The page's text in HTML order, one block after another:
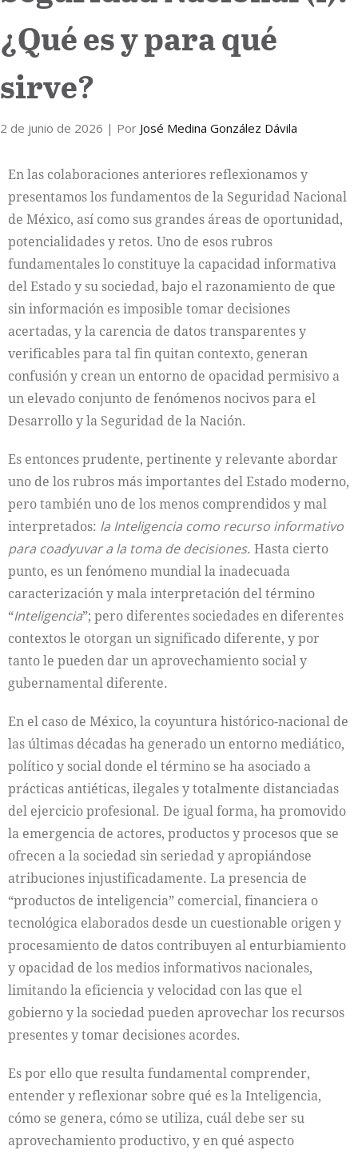
¿Qué es y para qué
sirve?
2 de junio de 2026 | Por José Medina González Dávila
En las colaboraciones anteriores reflexionamos y
presentamos los fundamentos de la Seguridad Nacional
de México, así como sus grandes áreas de oportunidad,
potencialidades y retos. Uno de esos rubros
fundamentales lo constituye la capacidad informativa
del Estado y su sociedad, bajo el razonamiento de que
sin información es imposible tomar decisiones
acertadas, y la carencia de datos transparentes y
verificables para tal fin quitan contexto, generan
confusión y crean un entorno de opacidad permisivo a
un elevado conjunto de fenómenos nocivos para el
Desarrollo y la Seguridad de la Nación.
Es entonces prudente, pertinente y relevante abordar
uno de los rubros más importantes del Estado moderno,
pero también uno de los menos comprendidos y mal
interpretados: la Inteligencia como recurso informativo
para coadyuvar a la toma de decisiones. Hasta cierto
punto, es un fenómeno mundial la inadecuada
caracterización y mala interpretación del término
“Inteligencia”; pero diferentes sociedades en diferentes
contextos le otorgan un significado diferente, y por
tanto le pueden dar un aprovechamiento social y
gubernamental diferente.
En el caso de México, la coyuntura histórico-nacional de
las últimas décadas ha generado un entorno mediático,
político y social donde el término se ha asociado a
prácticas antiéticas, ilegales y totalmente distanciadas
del ejercicio profesional. De igual forma, ha promovido
la emergencia de actores, productos y procesos que se
ofrecen a la sociedad sin seriedad y apropiándose
atribuciones injustificadamente. La presencia de
“productos de inteligencia” comercial, financiera o
tecnológica elaborados desde un cuestionable origen y
procesamiento de datos contribuyen al enturbiamiento
y opacidad de los medios informativos nacionales,
limitando la eficiencia y velocidad con las que el
gobierno y la sociedad pueden aprovechar los recursos
presentes y tomar decisiones acordes.
Es por ello que resulta fundamental comprender,
entender y reflexionar sobre qué es la Inteligencia,
cómo se genera, cómo se utiliza, cuál debe ser su
aprovechamiento productivo, y en qué aspecto